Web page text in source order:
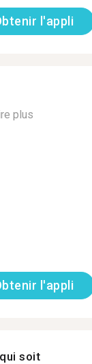
l'appli
plus
l'appli
soit